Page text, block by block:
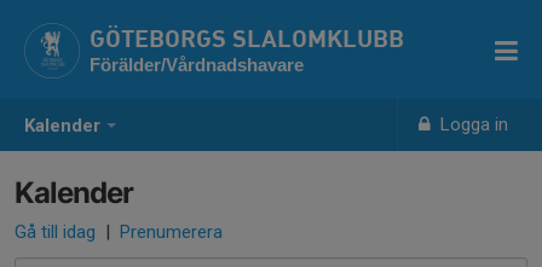
Kalender Logga in
GÖTEBORGS SLALOMKLUBB
Förälder/Vårdnadshavare
Kalender
Gå till idag | Prenumerera